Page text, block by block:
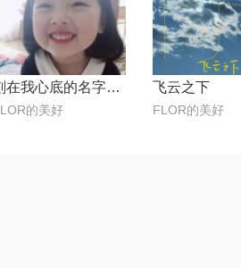
刻在我心底的名字【Live】
的美好
飞云之下
FLOR的美好